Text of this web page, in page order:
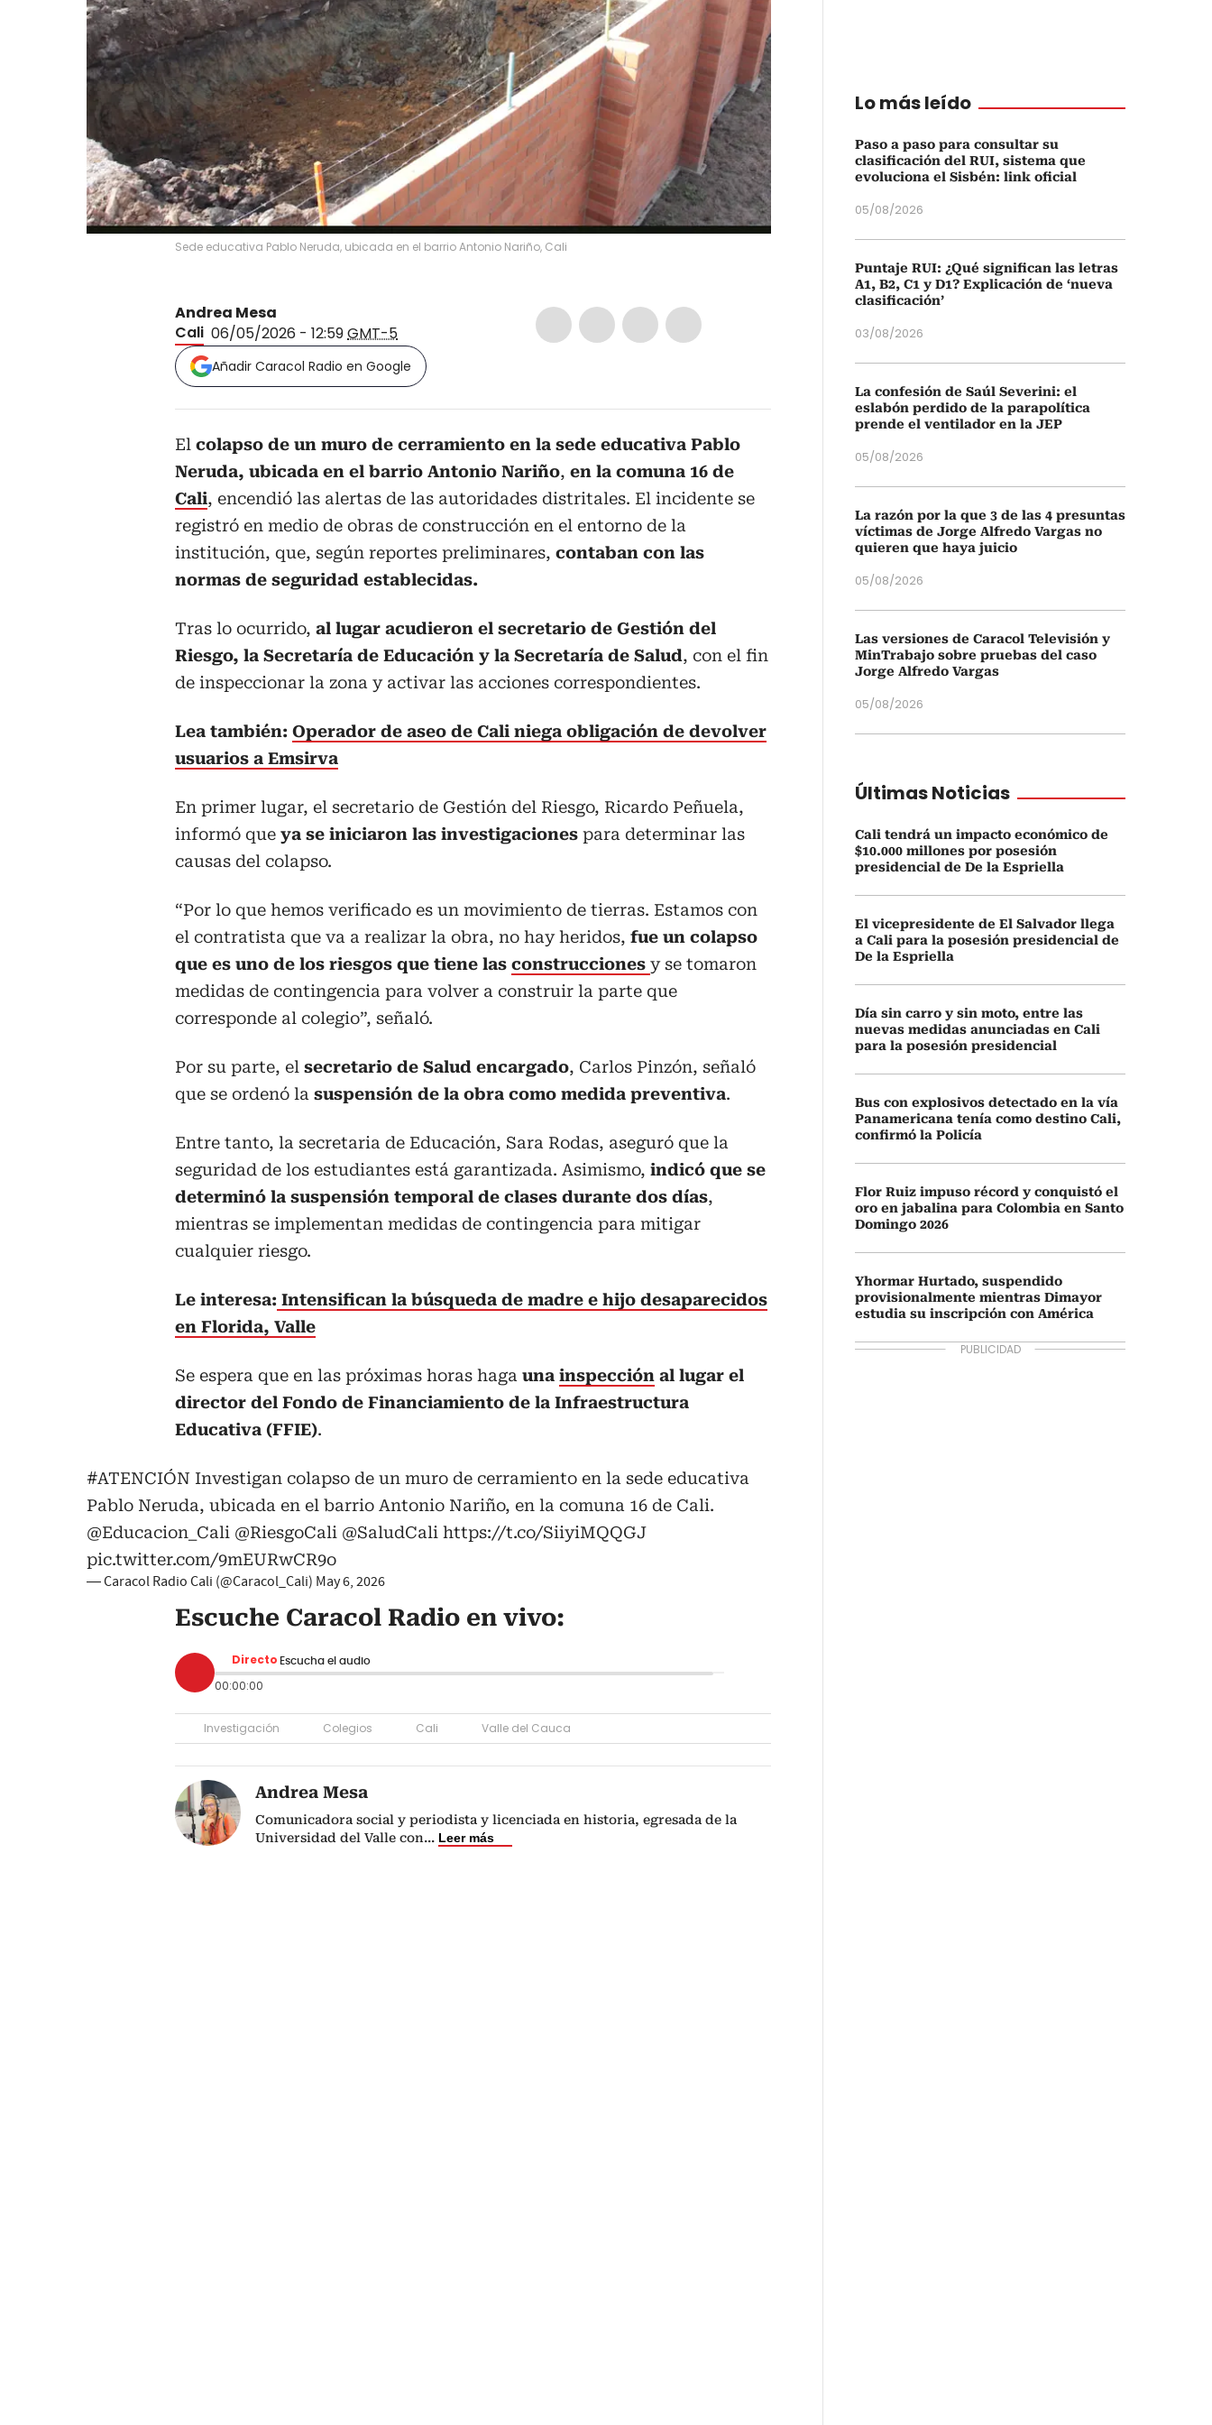
Sede educativa Pablo Neruda, ubicada en el barrio Antonio Nariño, Cali
Andrea Mesa
Cali 06/05/2026 - 12:59GMT-5
Añadir Caracol Radio en Google
El colapso de un muro de cerramiento en la sede educativa Pablo
Neruda, ubicada en el barrio Antonio Nariño, en la comuna 16 de
Cali, encendió las alertas de las autoridades distritales. El incidente se
registró en medio de obras de construcción en el entorno de la
institución, que, según reportes preliminares, contaban con las
normas de seguridad establecidas.
Tras lo ocurrido, al lugar acudieron el secretario de Gestión del
Riesgo, la Secretaría de Educación y la Secretaría de Salud, con el fin
de inspeccionar la zona y activar las acciones correspondientes.
Lea también: Operador de aseo de Cali niega obligación de devolver
usuarios a Emsirva
En primer lugar, el secretario de Gestión del Riesgo, Ricardo Peñuela,
informó que ya se iniciaron las investigaciones para determinar las
causas del colapso.
“Por lo que hemos verificado es un movimiento de tierras. Estamos con
el contratista que va a realizar la obra, no hay heridos, fue un colapso
que es uno de los riesgos que tiene las construcciones y se tomaron
medidas de contingencia para volver a construir la parte que
corresponde al colegio”, señaló.
Por su parte, el secretario de Salud encargado, Carlos Pinzón, señaló
que se ordenó la suspensión de la obra como medida preventiva.
Entre tanto, la secretaria de Educación, Sara Rodas, aseguró que la
seguridad de los estudiantes está garantizada. Asimismo, indicó que se
determinó la suspensión temporal de clases durante dos días,
mientras se implementan medidas de contingencia para mitigar
cualquier riesgo.
Le interesa: Intensifican la búsqueda de madre e hijo desaparecidos
en Florida, Valle
Se espera que en las próximas horas haga una inspección al lugar el
director del Fondo de Financiamiento de la Infraestructura
Educativa (FFIE).
#ATENCIÓN Investigan colapso de un muro de cerramiento en la sede educativa
Pablo Neruda, ubicada en el barrio Antonio Nariño, en la comuna 16 de Cali.
@Educacion_Cali @RiesgoCali @SaludCali https://t.co/SiiyiMQQGJ
pic.twitter.com/9mEURwCR9o
— Caracol Radio Cali (@Caracol_Cali) May 6, 2026
Escuche Caracol Radio en vivo:
Directo Escucha el audio
00:00:00
Investigación Colegios Cali Valle del Cauca
Andrea Mesa
Comunicadora social y periodista y licenciada en historia, egresada de la
Universidad del Valle con... Leer más
Lo más leído
Paso a paso para consultar su
clasificación del RUI, sistema que
evoluciona el Sisbén: link oficial
05/08/2026
Puntaje RUI: ¿Qué significan las letras
A1, B2, C1 y D1? Explicación de ‘nueva
clasificación’
03/08/2026
La confesión de Saúl Severini: el
eslabón perdido de la parapolítica
prende el ventilador en la JEP
05/08/2026
La razón por la que 3 de las 4 presuntas
víctimas de Jorge Alfredo Vargas no
quieren que haya juicio
05/08/2026
Las versiones de Caracol Televisión y
MinTrabajo sobre pruebas del caso
Jorge Alfredo Vargas
05/08/2026
Últimas Noticias
Cali tendrá un impacto económico de
$10.000 millones por posesión
presidencial de De la Espriella
El vicepresidente de El Salvador llega
a Cali para la posesión presidencial de
De la Espriella
Día sin carro y sin moto, entre las
nuevas medidas anunciadas en Cali
para la posesión presidencial
Bus con explosivos detectado en la vía
Panamericana tenía como destino Cali,
confirmó la Policía
Flor Ruiz impuso récord y conquistó el
oro en jabalina para Colombia en Santo
Domingo 2026
Yhormar Hurtado, suspendido
provisionalmente mientras Dimayor
estudia su inscripción con América